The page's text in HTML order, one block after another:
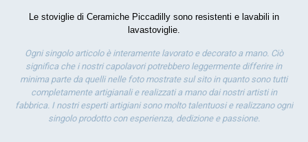
Le stoviglie di Ceramiche Piccadilly sono resistenti e lavabili in
lavastoviglie.
Ogni singolo articolo è interamente lavorato e decorato a mano. Ciò
significa che i nostri capolavori potrebbero leggermente differire in
minima parte da quelli nelle foto mostrate sul sito in quanto sono tutti
completamente artigianali e realizzati a mano dai nostri artisti in
fabbrica. I nostri esperti artigiani sono molto talentuosi e realizzano ogni
singolo prodotto con esperienza, dedizione e passione.